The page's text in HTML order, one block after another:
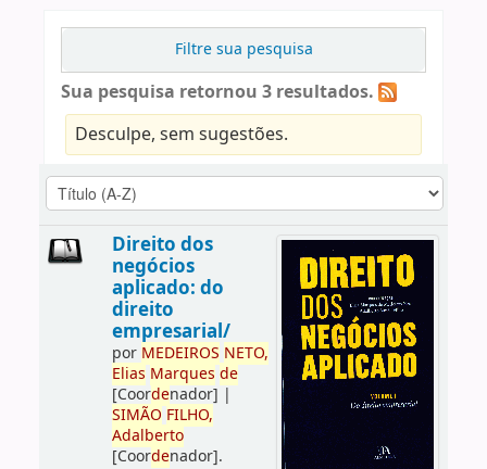
Filtre sua pesquisa
Sua pesquisa retornou 3 resultados.
Desculpe, sem sugestões.
Direito dos
negócios
aplicado: do
direito
empresarial/
por MEDEIROS NETO,
Elias Marques de
[Coordenador] |
SIMÃO FILHO,
Adalberto
[Coordenador].